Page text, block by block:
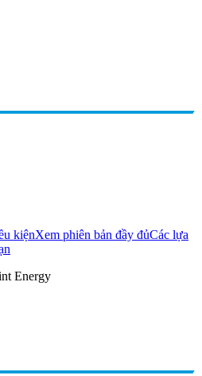
kiệnXem phiên bản đầy đủCác lựa
Energy